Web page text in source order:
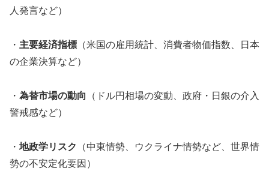
人発言など）
・ 主要経済指標 （米国の雇用統計、消費者物価指数、日本
の企業決算など）
・ 為替市場の動向
（ドル円相場の変動、政府・日銀の介入
警戒感など）
・ 地政学リスク
（中東情勢、ウクライナ情勢など、世界情
勢の不安定化要因）